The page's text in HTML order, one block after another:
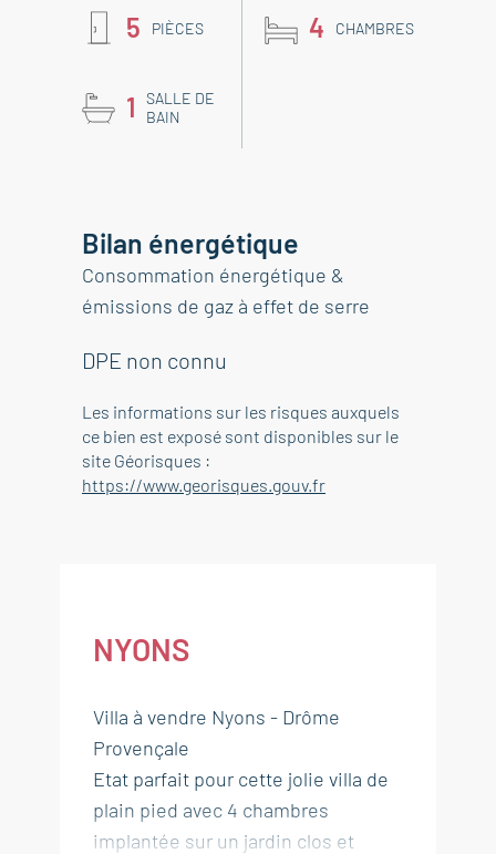
5 PIÈCES 4 CHAMBRES
1
SALLE DE
BAIN
Bilan énergétique
Consommation énergétique &
émissions de gaz à effet de serre
DPE non connu
Les informations sur les risques auxquels
ce bien est exposé sont disponibles sur le
site Géorisques :
https://www.georisques.gouv.fr
NYONS
Villa à vendre Nyons - Drôme
Provençale
Etat parfait pour cette jolie villa de
plain pied avec 4 chambres
implantée sur un jardin clos et